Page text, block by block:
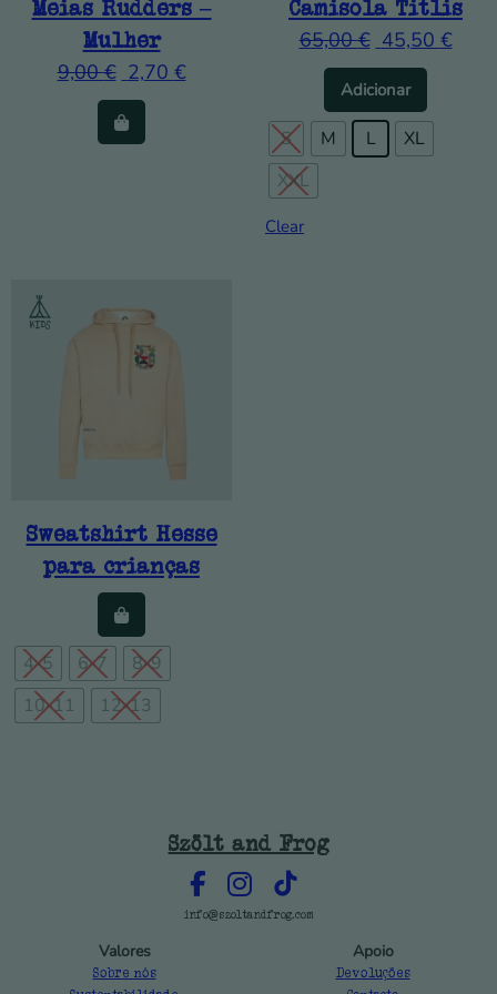
Meias Rudders –
Mulher
9,00€ 2,70 €
Camisola Titlis
65,00€ 45,50 €
Adicionar
S M L
XL
XXL
Clear
Sweatshirt Hesse
para crianças
4-5 6-7
8-9
10-11
12-13
Szölt and Frog
info@szoltandfrog.com
Valores
Sobre nós
Apoio
Devoluções